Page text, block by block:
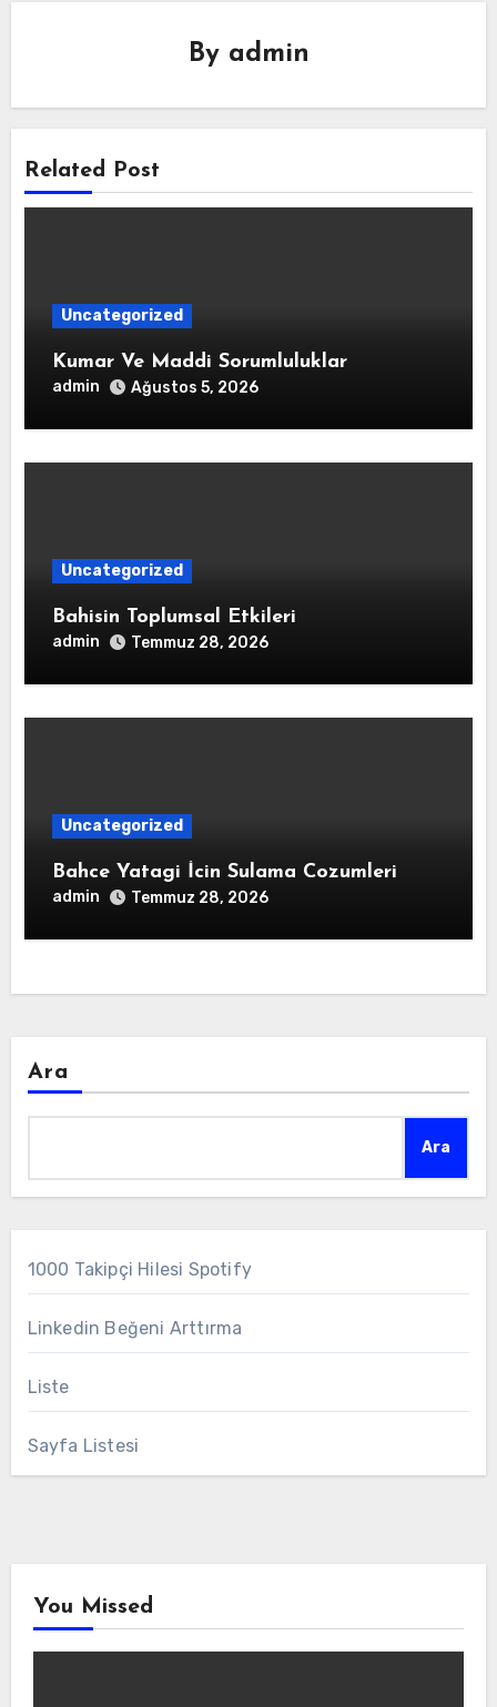
By admin
Related Post
Uncategorized
Kumar Ve Maddi Sorumluluklar
admin Ağustos 5, 2026
Uncategorized
Bahisin Toplumsal Etkileri
admin Temmuz 28, 2026
Uncategorized
Bahce Yatagi İcin Sulama Cozumleri
admin Temmuz 28, 2026
Ara
Ara
1000 Takipçi Hilesi Spotify
Linkedin Beğeni Arttırma
Liste
Sayfa Listesi
You Missed